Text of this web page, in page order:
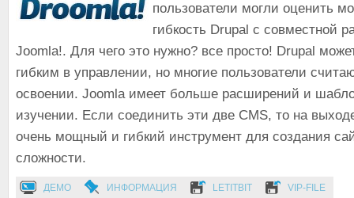
пользователи могли оценить
гибкость Drupal с совместной
Joomla!. Для чего это нужно? все просто! Drupal
гибким в управлении, но многие пользователи
освоении. Joomla имеет больше расширений и
изучении. Если соединить эти две CMS, то на
очень мощный и гибкий инструмент для создания
сложности.
ДЕМО ИНФОРМАЦИЯ LETITBIT VIP-FILE